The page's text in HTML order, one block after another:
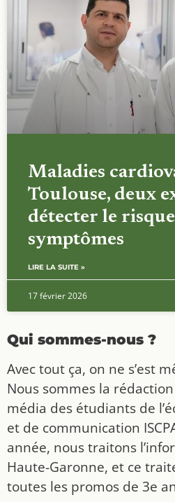
Maladies
Toulouse, deux
détecter le
symptômes
LIRE LA SUITE »
17 février 2026
Qui sommes-nous ?
Avec tout ça, on ne s’est
Nous sommes la
média des étudiants de
et de communication
année, nous traitons
Haute-Garonne, et ce
toutes les promos de 3e